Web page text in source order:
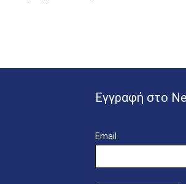
Εγγραφή στο
Email